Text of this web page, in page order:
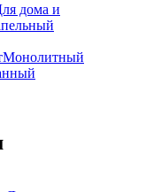
дома и
Монолитный